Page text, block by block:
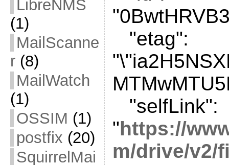
LibreNMS
(1)
MailScanne
r(8)
MailWatch
(1)
OSSIM (1)
postfix (20)
SquirrelMai
"etag":
"selfLink":
"https://
m/drive/v2/